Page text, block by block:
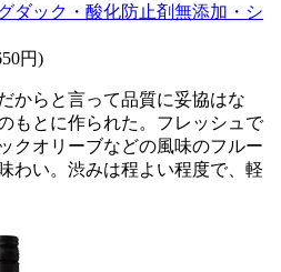
ダック・酸化防止剤無添加・シ
円)
からと言って品質に妥協はな
もとに作られた。フレッシュで
クオリーブなどの風味のフルー
わい。渋みは程よい程度で、軽